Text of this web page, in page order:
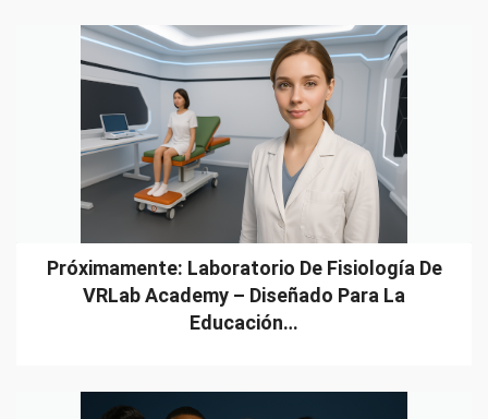
Próximamente: Laboratorio De Fisiología De
VRLab Academy – Diseñado Para La
Educación…